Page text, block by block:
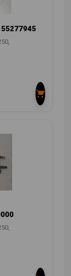
55277945